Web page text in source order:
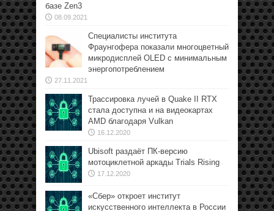
базе Zen3
08.09.2021
Специалисты института
Фраунгофера показали многоцветный
микродисплей OLED с минимальным
энергопотреблением
27.11.2021
Трассировка лучей в Quake II RTX
стала доступна и на видеокартах
AMD благодаря Vulkan
16.12.2020
Ubisoft раздаёт ПК-версию
мотоциклетной аркады Trials Rising
17.12.2020
«Сбер» откроет институт
искусственного интеллекта в России